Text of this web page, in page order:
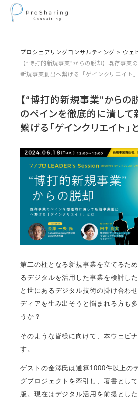
プロシェアリングコンサルティング > ウェ
【“博打的新規事業”からの脱却】既存事業
新規事業創出へ繋げる「ゲインクリエイト
【“博打的新規事業”からの
のペインを徹底的に潰し
繋げる「ゲインクリエイト」
第二の柱となる新規事業を立てるた
るデジタルを活用した事業を検討し
と世にあるデジタル技術の掛け合わ
ディアを生み出そうと悩まれる方も
うか？
そのような皆様に向けて、本ウェビ
す。
ゲストの金澤氏は通算1000件以上の
グプロジェクトを牽引し、著書とし
版。現在はデジタル活用を前提とし